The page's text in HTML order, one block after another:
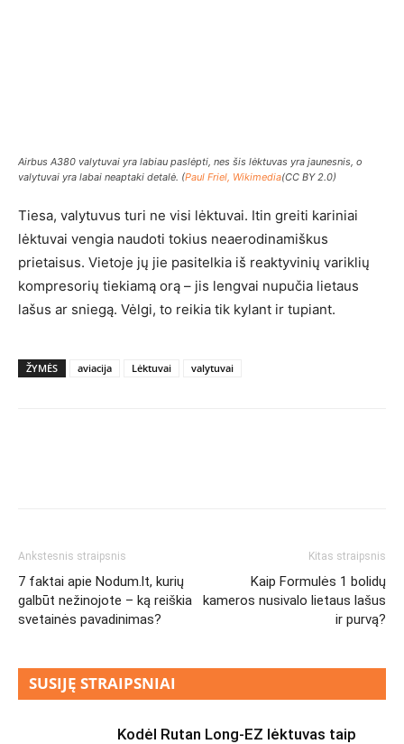
Airbus A380 valytuvai yra labiau paslėpti, nes šis lėktuvas yra jaunesnis, o
valytuvai yra labai neaptaki detalė. (Paul Friel, Wikimedia(CC BY 2.0)
Tiesa, valytuvus turi ne visi lėktuvai. Itin greiti kariniai
lėktuvai vengia naudoti tokius neaerodinamiškus
prietaisus. Vietoje jų jie pasitelkia iš reaktyvinių variklių
kompresorių tiekiamą orą – jis lengvai nupučia lietaus
lašus ar sniegą. Vėlgi, to reikia tik kylant ir tupiant.
ŽYMĖS aviacija Lėktuvai valytuvai
Ankstesnis straipsnis
7 faktai apie Nodum.lt, kurių
galbūt nežinojote – ką reiškia
svetainės pavadinimas?
Kitas straipsnis
Kaip Formulės 1 bolidų
kameros nusivalo lietaus lašus
ir purvą?
SUSIJĘ STRAIPSNIAI
Kodėl Rutan Long-EZ lėktuvas taip